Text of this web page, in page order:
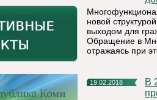
новой
выходом для
Обращение в
отражаясь при
19.02.2018
В 2018 году впервые на территории Республики Коми будут